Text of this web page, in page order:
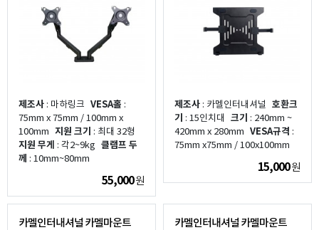
제조사 : 마하링크 VESA홀 :
75mm x 75mm / 100mm x
100mm 지원 크기 : 최대 32형
지원 무게 : 각2~9kg 클램프 두
께 : 10mm~80mm
55,000원
제조사 : 카멜인터내셔널 호환크
기 : 15인치대 크기 : 240mm ~
420mm x 280mm VESA규격 :
75mm x75mm / 100x100mm
15,000원
카멜인터내셔널 카멜마운트
카멜인터내셔널 카멜마운트